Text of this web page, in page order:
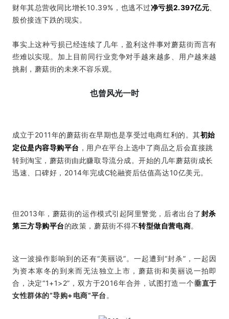
财年其总营收同比增长10.39%，也逃不过净亏损2.397亿元
股价接连下跌的现实。
事实上这种亏损已经连续了几年，盈利这件事对蘑菇街而言有
些难以实现。 加上目前同行业竞争对手越来越多、用户越来越
挑剔，蘑菇街的未来不容乐观。
也曾风光一时
成立于2011年的蘑菇街在早期也是享受过电商红利的。其初始
定位是内容导购平台 ，用户在平台上选中了商品之后会直接跳
转到淘宝，蘑菇街由此赚取导流分成。开始的几年蘑菇街成长
迅速、口碑好，2014年完成C轮融资后估值高达10亿美元。
但2013年，蘑菇街的运作模式引起阿里警觉，后者出台了封杀
第三方导购平台的政策，蘑菇街不得不转型做自营电商。
这一波操作影响到的还有“美丽说”。一起遭到“封杀”，一起因
为资本寒冬的到来而无法独立上市，蘑菇街和美丽说一拍即
合，决定“1+1>2”，双方于2016年合并，试图打造一个垂直于
女性群体的“导购+电商”平台 。